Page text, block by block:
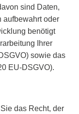
sind Daten,
aufbewahrt oder
benötigt
Ihrer
sowie das
EU-DSGVO).
das Recht, der